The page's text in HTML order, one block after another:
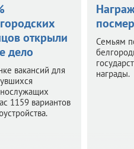
открыли
дело
вакансий для
1159 вариантов
Семьям
награды.